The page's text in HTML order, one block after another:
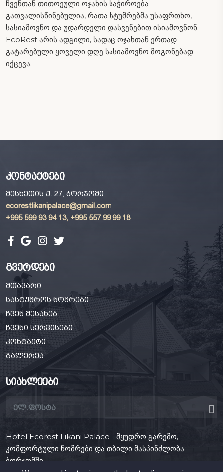
ჩვენთან თითოეული ოჯახის საჭიროება
გათვალისწინებულია, რათა სტუმრებმა უსაფრთხო,
სასიამოვნო და უდარდელი დასვენებით ისიამოვნონ.
EcoRest არის ადგილი, სადაც ოჯახთან ერთად
გატარებული ყოველი დღე სასიამოვნო მოგონებად
იქცევა.
კონტაქტები
მესხეთის ქ. 27, ბორჯომი
ecorestlikanipalace@gmail.com
+995 599 93 94 13, +995 557 99 99 18
გვერდები
მთავარი
სასტუმროს ნომრები
ჩვენ შესახებ
ჩვენი სერვისები
კონტაქტი
გალერეა
სიახლეები
Hotel Ecorest Likani Palace - მყუდრო გარემო,
კომფორტული ნომრები და თბილი მასპინძლობა
ბორჯომში.